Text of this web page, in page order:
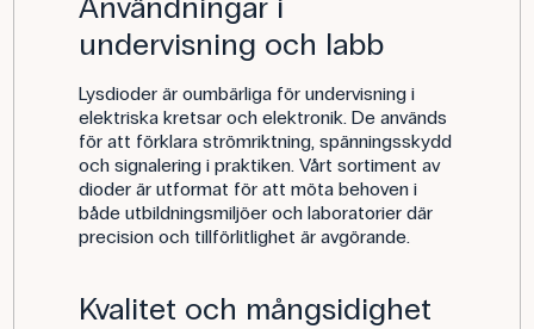
Användningar i
undervisning och labb
Lysdioder är oumbärliga för undervisning i
elektriska kretsar och elektronik. De används
för att förklara strömriktning, spänningsskydd
och signalering i praktiken. Vårt sortiment av
dioder är utformat för att möta behoven i
både utbildningsmiljöer och laboratorier där
precision och tillförlitlighet är avgörande.
Kvalitet och mångsidighet